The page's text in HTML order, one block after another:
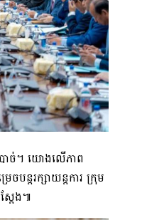
បាច់​។ យោងលើភាព
បន្តរក្សាយន្តការ ក្រុម
តែង៕